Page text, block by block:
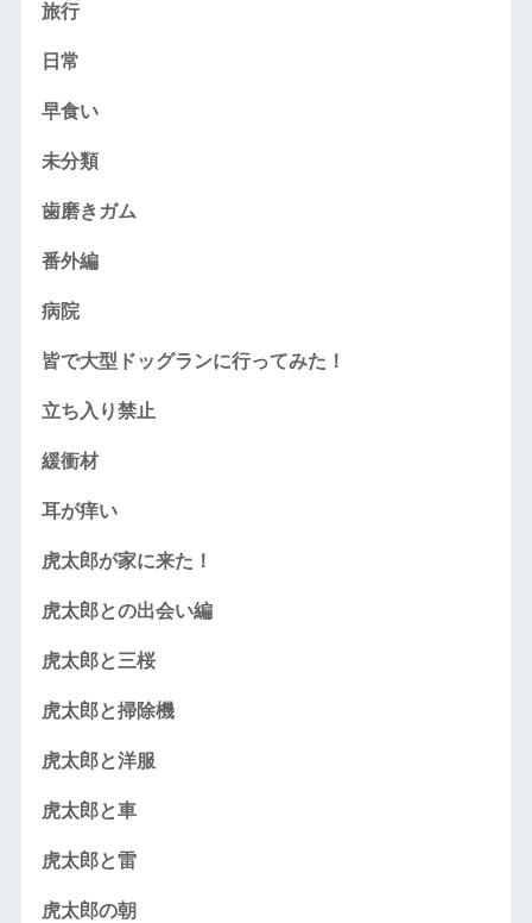
旅行
日常
早食い
未分類
歯磨きガム
番外編
病院
皆で大型ドッグランに行ってみた！
立ち入り禁止
緩衝材
耳が痒い
虎太郎が家に来た！
虎太郎との出会い編
虎太郎と三桜
虎太郎と掃除機
虎太郎と洋服
虎太郎と車
虎太郎と雷
虎太郎の朝